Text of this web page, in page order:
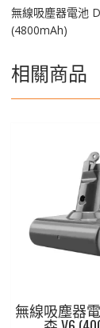
量
無線吸塵器電池
(4800mAh)
相關商品
無線吸塵器電